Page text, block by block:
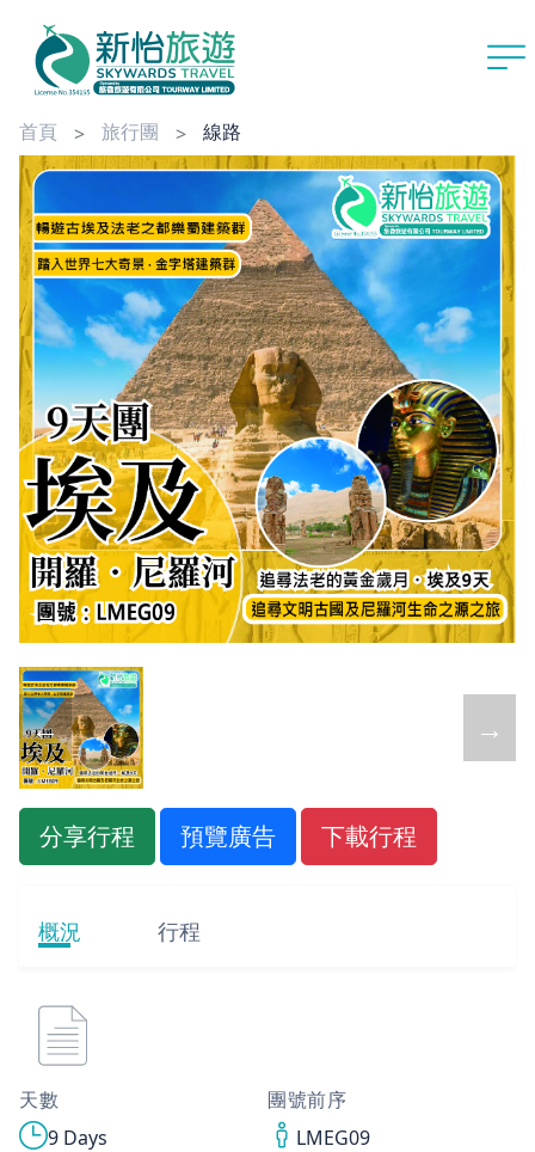
首頁 旅行團 線路
← →
分享行程 預覽廣告 下載行程
概況 行程
天數
9 Days
團號前序
LMEG09